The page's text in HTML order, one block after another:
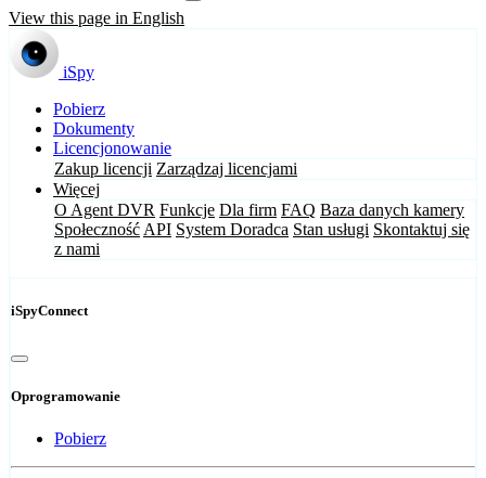
View this page in English
iSpy
Pobierz
Dokumenty
Licencjonowanie
Zakup licencji Zarządzaj licencjami
Więcej
O Agent DVR Funkcje Dla firm FAQ Baza danych kamery
Społeczność API System Doradca Stan usługi Skontaktuj się
z nami
iSpyConnect
Oprogramowanie
Pobierz